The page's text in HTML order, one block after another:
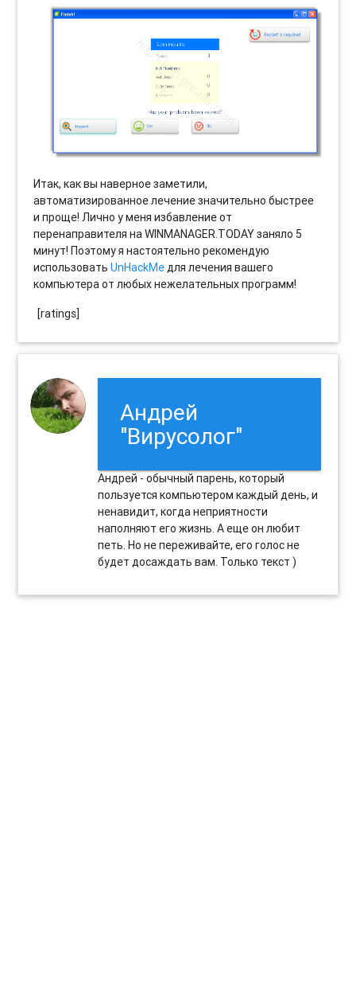
Итак, как вы наверное заметили,
автоматизированное лечение значительно быстрее
и проще! Лично у меня избавление от
перенаправителя на WINMANAGER.TODAY заняло 5
минут! Поэтому я настоятельно рекомендую
использоватьUnHackMeдля лечения вашего
компьютера от любых нежелательных программ!
[ratings]
Андрей
"Вирусолог"
Андрей - обычный парень, который
пользуется компьютером каждый день, и
ненавидит, когда неприятности
наполняют его жизнь. А еще он любит
петь. Но не переживайте, его голос не
будет досаждать вам. Только текст )